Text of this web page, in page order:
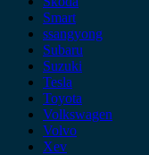
Smart
ssangyong
Subaru
Suzuki
Tesla
Toyota
Volkswagen
Volvo
Xev